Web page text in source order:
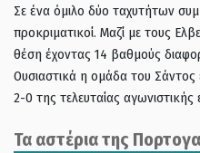
Σε ένα όμιλο δύο ταχυτήτων
προκριματικοί. Μαζί με τους
θέση έχοντας 14 βαθμούς
Ουσιαστικά η ομάδα του
2-0 της τελευταίας αγωνιστικής
Τα αστέρια της